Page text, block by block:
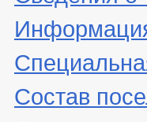
Состав